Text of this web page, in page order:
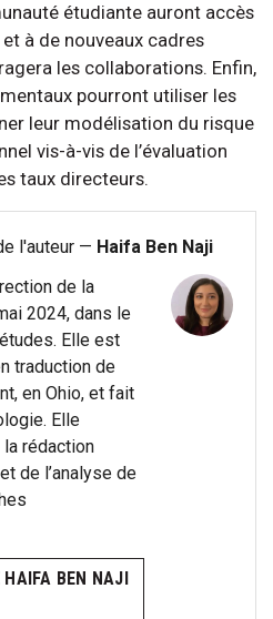
étudiante auront accès
à de nouveaux cadres
les collaborations. Enfin,
pourront utiliser les
leur modélisation du risque
vis-à-vis de l’évaluation
taux directeurs.
l'auteur — Haifa Ben Naji
de la
2024, dans le
Elle est
traduction de
en Ohio, et fait
Elle
la rédaction
de l’analyse de
HAIFA BEN NAJI